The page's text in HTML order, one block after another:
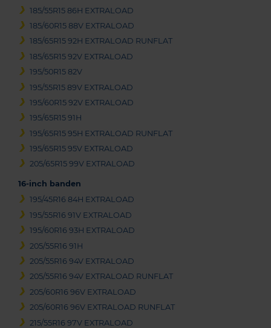
185/55R15 86H EXTRALOAD
185/60R15 88V EXTRALOAD
185/65R15 92H EXTRALOAD RUNFLAT
185/65R15 92V EXTRALOAD
195/50R15 82V
195/55R15 89V EXTRALOAD
195/60R15 92V EXTRALOAD
195/65R15 91H
195/65R15 95H EXTRALOAD RUNFLAT
195/65R15 95V EXTRALOAD
205/65R15 99V EXTRALOAD
16-inch banden
195/45R16 84H EXTRALOAD
195/55R16 91V EXTRALOAD
195/60R16 93H EXTRALOAD
205/55R16 91H
205/55R16 94V EXTRALOAD
205/55R16 94V EXTRALOAD RUNFLAT
205/60R16 96V EXTRALOAD
205/60R16 96V EXTRALOAD RUNFLAT
215/55R16 97V EXTRALOAD